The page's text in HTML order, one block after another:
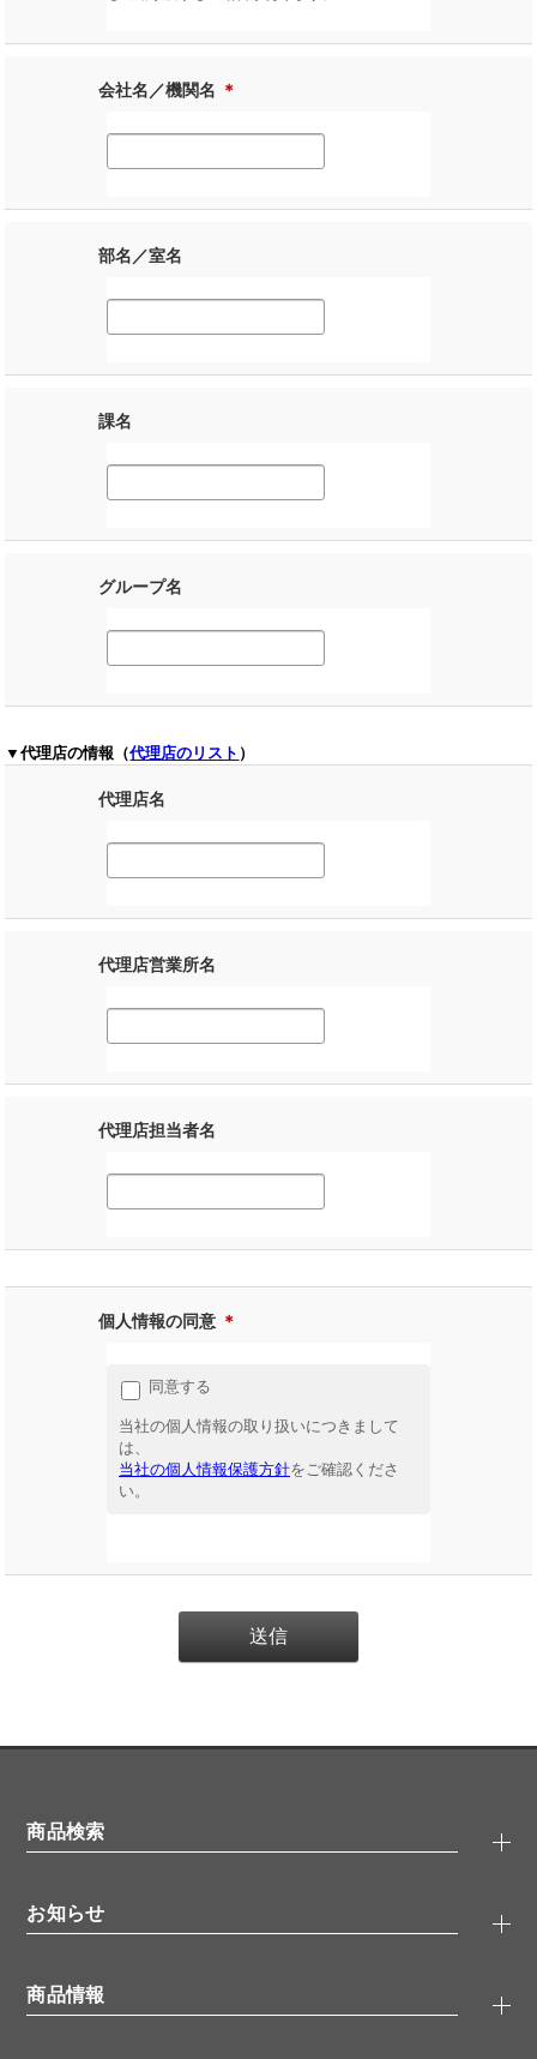
会社名／機関名 ＊
部名／室名
課名
グループ名
▼代理店の情報（代理店のリスト ）
代理店名
代理店営業所名
代理店担当者名
個人情報の同意 ＊
同意する
当社の個人情報の取り扱いにつきまして
は、
当社の個人情報保護方針をご確認くださ
い。
商品検索
タンパク質検索
ELISA/ELISpot検索
品番検索
お知らせ
無料サンプル
商品情報